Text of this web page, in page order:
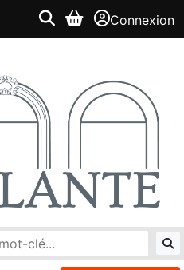
Connexion